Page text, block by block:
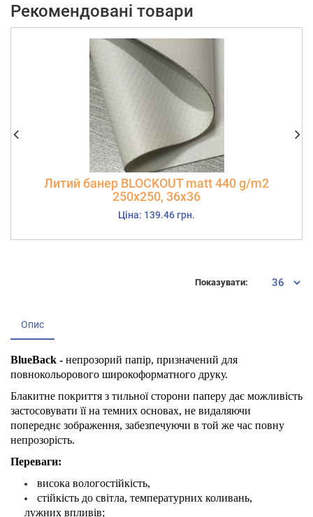
Рекомендовані товари
Литий банер BLOCKOUT matt 440 g/m2
250х250, 36х36
Ціна: 139.46 грн.
Показувати:
Опис
BlueBack - непрозорий папір, призначений для
повнокольорового широкоформатного друку.
Блакитне покриття з тильної сторони паперу дає можливість
застосовувати її на темних основах, не видаляючи
попереднє зображення, забезпечуючи в той же час повну
непрозорість.
Переваги:
висока вологостійкість,
стійкість до світла, температурних коливань,
лужних впливів;